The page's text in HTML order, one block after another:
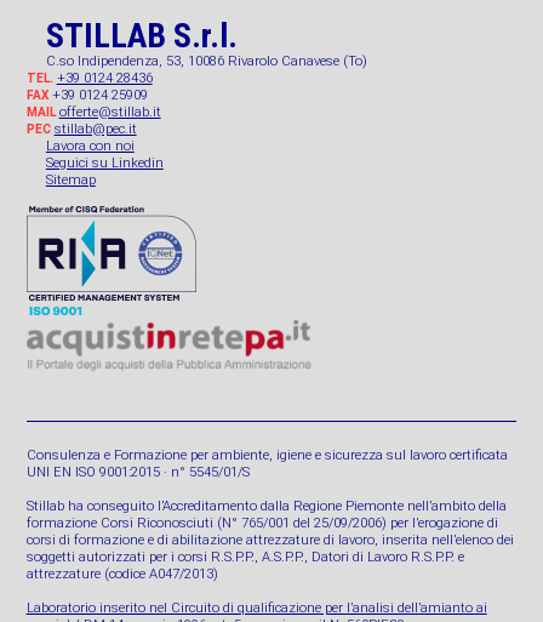
STILLAB S.r.l.
C.so Indipendenza, 53, 10086 Rivarolo Canavese (To)
TEL. +39 0124 28436
FAX+39 0124 25909
MAIL offerte@stillab.it
PEC stillab@pec.it
Lavora con noi
Seguici su Linkedin
Sitemap
Consulenza e Formazione per ambiente, igiene e sicurezza sul lavoro certificata
UNI EN ISO 9001:2015 · n° 5545/01/S
Stillab ha conseguito l’Accreditamento dalla Regione Piemonte nell’ambito della
formazione Corsi Riconosciuti (N° 765/001 del 25/09/2006) per l’erogazione di
corsi di formazione e di abilitazione attrezzature di lavoro, inserita nell’elenco dei
soggetti autorizzati per i corsi R.S.P.P., A.S.P.P., Datori di Lavoro R.S.P.P. e
attrezzature (codice A047/2013)
Laboratorio inserito nel Circuito di qualificazione per l’analisi dell’amianto ai